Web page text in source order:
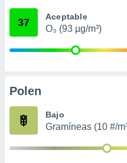
mediante
publicidad
de
37 Aceptable
O₃ (93 µg/m³)
Polen
Bajo
Gramíneas (10 #/